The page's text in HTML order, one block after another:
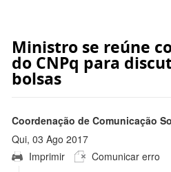
Ministro se reúne
do CNPq para
bolsas
Coordenação de Comunicação
Qui, 03 Ago 2017
15:56:00 -0300
Imprimir Comunicar erro